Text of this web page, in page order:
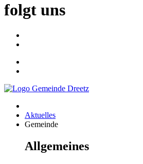
folgt uns
Aktuelles
Gemeinde
Allgemeines